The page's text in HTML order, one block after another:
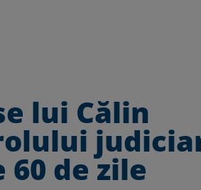
lui Călin
de zile